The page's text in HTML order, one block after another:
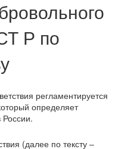
Р по
регламентируется
определяет
(далее по тексту ‒